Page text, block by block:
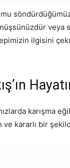
veya
ilgisini
karışma
kararlı bir